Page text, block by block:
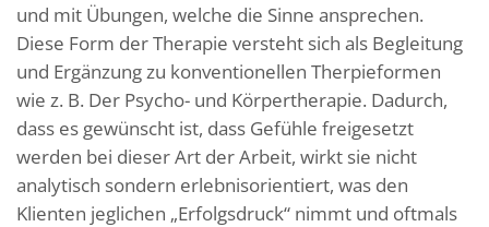
und mit Übungen, welche die Sinne ansprechen.
Diese Form der Therapie versteht sich als Begleitung
und Ergänzung zu konventionellen Therpieformen
wie z. B. Der Psycho- und Körpertherapie. Dadurch,
dass es gewünscht ist, dass Gefühle freigesetzt
werden bei dieser Art der Arbeit, wirkt sie nicht
analytisch sondern erlebnisorientiert, was den
Klienten jeglichen „Erfolgsdruck“ nimmt und oftmals